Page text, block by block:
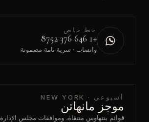
خط خاص
+1 646 376 8752
واتساب · سرية تامة مضمونة
أسبوعي · NEW YORK
موجز مانهاتن
قوائم بنتهاوس منتقاة، وموافقات مجلس